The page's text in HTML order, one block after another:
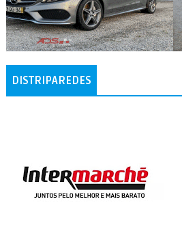
DISTRIPAREDES